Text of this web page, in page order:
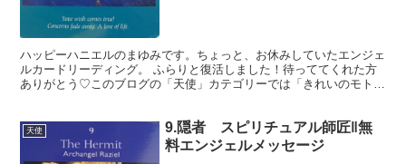
ハッピーハニエルのまゆみです。ちょっと、お休みしていたエンジェ
ルカードリーディング。 ふらりと復活しました！待っててくれた方
ありがとう♡このブログの「天使」カテゴリーでは「きれいのモト」
天使
9.隠者 スピリチュアル師匠‖無
料エンジェルメッセージ